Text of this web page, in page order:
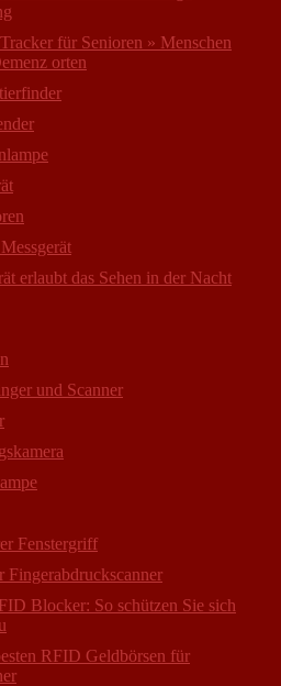
für Senioren » Menschen
orten
erlaubt das Sehen in der Nacht
und Scanner
Fenstergriff
Fingerabdruckscanner
Blocker: So schützen Sie sich
RFID Geldbörsen für